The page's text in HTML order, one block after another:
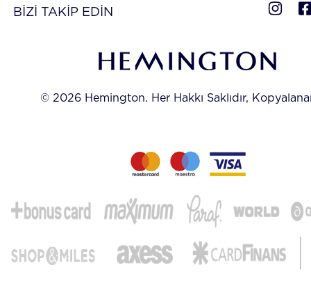
BİZİ TAKİP EDİN
© 2026 Hemington. Her Hakkı Saklıdır,